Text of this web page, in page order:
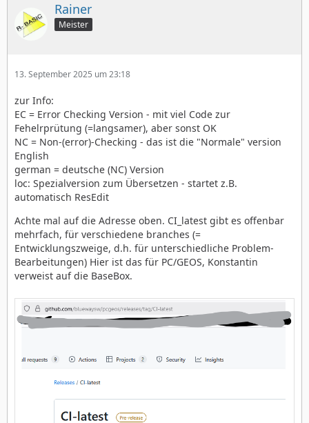
Rainer
Meister
13. September 2025 um 23:18
zur Info:
EC = Error Checking Version - mit viel Code zur
Fehelrprütung (=langsamer), aber sonst OK
NC = Non-(error)-Checking - das ist die "Normale" version
English
german = deutsche (NC) Version
loc: Spezialversion zum Übersetzen - startet z.B.
automatisch ResEdit
Achte mal auf die Adresse oben. CI_latest gibt es offenbar
mehrfach, für verschiedene branches (=
Entwicklungszweige, d.h. für unterschiedliche Problem-
Bearbeitungen) Hier ist das für PC/GEOS, Konstantin
verweist auf die BaseBox.